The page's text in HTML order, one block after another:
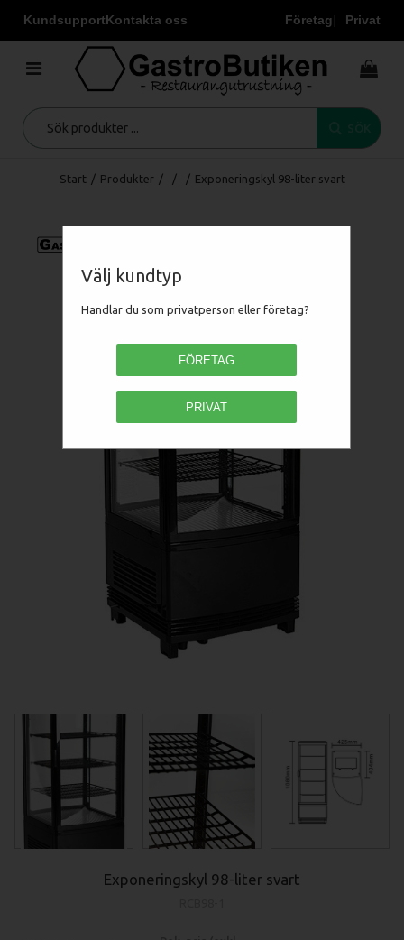
KundsupportKontakta oss Företag Privat
Välj kundtyp
Handlar du som privatperson eller företag?
FÖRETAG
PRIVAT
Start / Produkter / / / Exponeringskyl 98-liter svart
Exponeringskyl 98-liter svart